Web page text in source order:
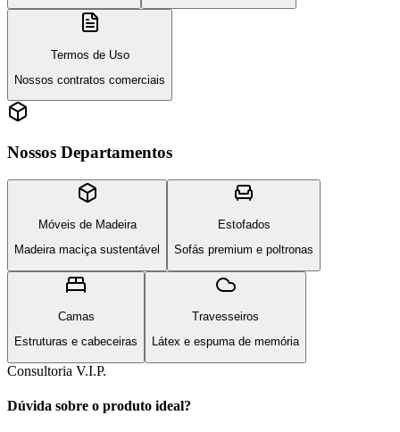
Termos de Uso
Nossos contratos comerciais
Nossos Departamentos
Móveis de Madeira
Madeira maciça sustentável
Estofados
Sofás premium e poltronas
Camas
Estruturas e cabeceiras
Travesseiros
Látex e espuma de memória
Consultoria V.I.P.
Dúvida sobre o produto ideal?